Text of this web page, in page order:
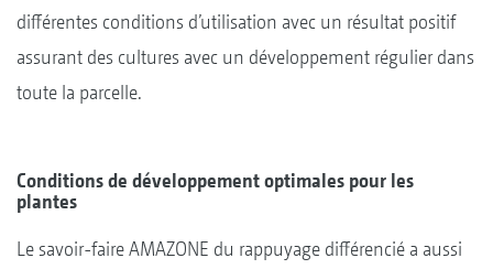
différentes conditions d’utilisation avec un résultat positif
assurant des cultures avec un développement régulier dans
toute la parcelle.
Conditions de développement optimales pour les
plantes
Le savoir-faire AMAZONE du rappuyage différencié a aussi